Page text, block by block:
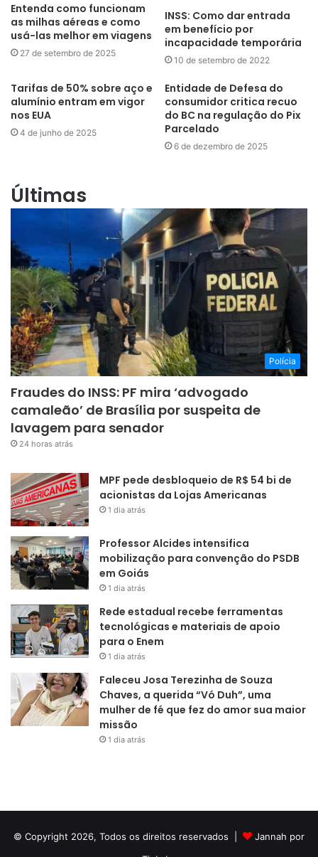
Entenda como funcionam
as milhas aéreas e como
usá-las melhor em viagens
27 de setembro de 2025
INSS: Como dar entrada
em benefício por
incapacidade temporária
10 de setembro de 2022
Tarifas de 50% sobre aço e
alumínio entram em vigor
nos EUA
4 de junho de 2025
Entidade de Defesa do
consumidor critica recuo
do BC na regulação do Pix
Parcelado
6 de dezembro de 2025
Últimas
Polícia
Fraudes do INSS: PF mira ‘advogado
camaleão’ de Brasília por suspeita de
lavagem para senador
24 horas atrás
MPF pede desbloqueio de R$ 54 bi de
acionistas da Lojas Americanas
1 dia atrás
Professor Alcides intensifica
mobilização para convenção do PSDB
em Goiás
1 dia atrás
Rede estadual recebe ferramentas
tecnológicas e materiais de apoio
para o Enem
1 dia atrás
Faleceu Josa Terezinha de Souza
Chaves, a querida “Vó Duh”, uma
mulher de fé que fez do amor sua maior
missão
1 dia atrás
© Copyright 2026, Todos os direitos reservados |
Jannah por